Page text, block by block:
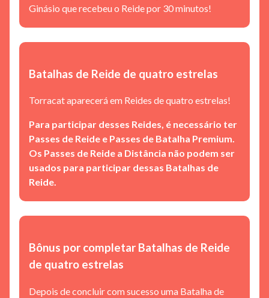
Ginásio que recebeu o Reide por 30 minutos!
Batalhas de Reide de quatro estrelas
Torracat aparecerá em Reides de quatro estrelas!
Para participar desses Reides, é necessário ter
Passes de Reide e Passes de Batalha Premium.
Os Passes de Reide a Distância não podem ser
usados para participar dessas Batalhas de
Reide.
Bônus por completar Batalhas de Reide
de quatro estrelas
Depois de concluir com sucesso uma Batalha de